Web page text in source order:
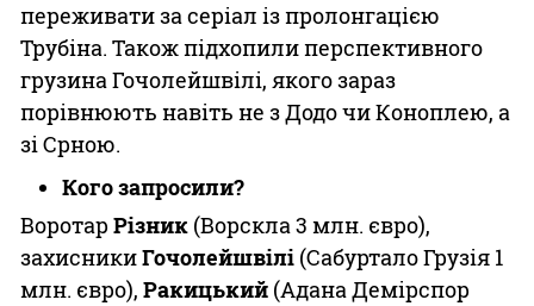
переживати за серіал із пролонгацією
Трубіна. Також підхопили перспективного
грузина Гочолейшвілі, якого зараз
порівнюють навіть не з Додо чи Коноплею, а
зі Срною.
Кого запросили?
Воротар Різник (Ворскла 3 млн. євро),
захисникиГочолейшвілі (Сабуртало Грузія 1
млн. євро), Ракицький (Адана Демірспор